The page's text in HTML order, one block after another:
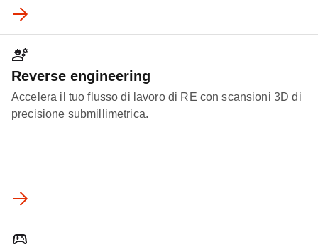
Reverse engineering
Accelera il tuo flusso di lavoro di RE con scansioni 3D di
precisione submillimetrica.